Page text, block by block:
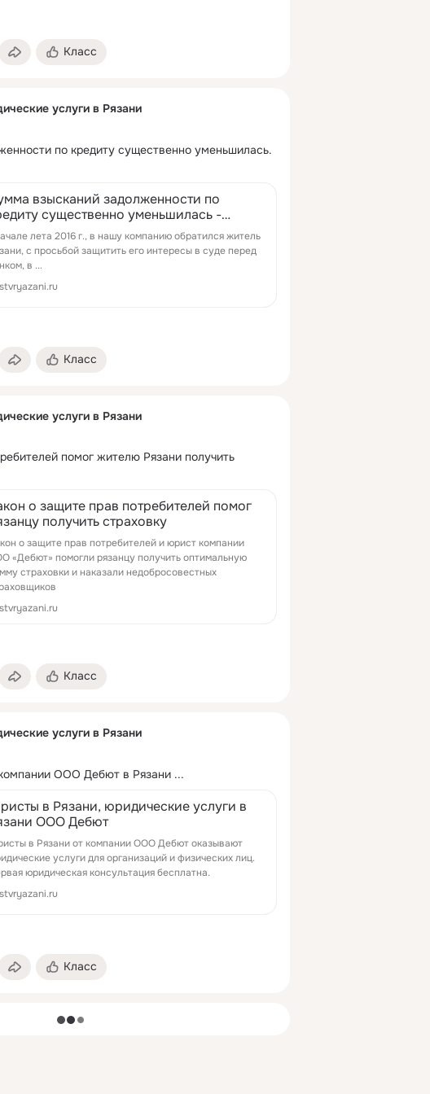
Класс
услуги в Рязани
по кредиту существенно уменьшилась.
взысканий задолженности по
существенно уменьшилась -
в Рязани
лета 2016 г., в нашу компанию обратился житель
с просьбой защитить его интересы в суде перед
в ...
Класс
услуги в Рязани
помог жителю Рязани получить
о защите прав потребителей помог
получить страховку
о защите прав потребителей и юрист компании
«Дебют» помогли рязанцу получить оптимальную
страховки и наказали недобросовестных
Класс
услуги в Рязани
ООО Дебют в Рязани ...
в Рязани, юридические услуги в
ООО Дебют
в Рязани от компании ООО Дебют оказывают
услуги для организаций и физических лиц.
юридическая консультация бесплатна.
Класс